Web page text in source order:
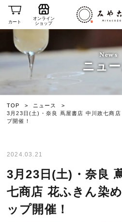
カート
オンライン
ショップ
News
ニュ
TOP
ニュース
3月23日(土)・奈良 蔦屋書店 中川政七商
プ開催！
2024.03.21
3月23日(土)・奈良
七商店 花ふきん染
ップ開催！